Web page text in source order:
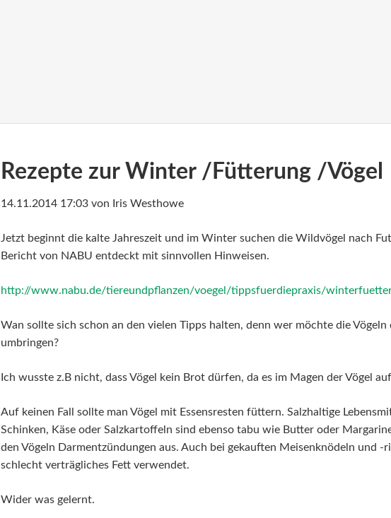
Rezepte zur Winter /Fütterung /Vögel
14.11.2014 17:03 von Iris Westhowe
Jetzt beginnt die kalte Jahreszeit und im Winter suchen die Wildvögel nach
Bericht von NABU entdeckt mit sinnvollen Hinweisen.
http://www.nabu.de/tiereundpflanzen/voegel/tippsfuerdiepraxis/
Wan sollte sich schon an den vielen Tipps halten, denn wer möchte die Vögeln
umbringen?
Ich wusste z.B nicht, dass Vögel kein Brot dürfen, da es im Magen der Vögel
Auf keinen Fall sollte man Vögel mit Essensresten füttern. Salzhaltige
Schinken, Käse oder Salzkartoffeln sind ebenso tabu wie Butter oder
den Vögeln Darmentzündungen aus. Auch bei gekauften Meisenknödeln und -
schlecht verträgliches Fett verwendet.
Wider was gelernt.